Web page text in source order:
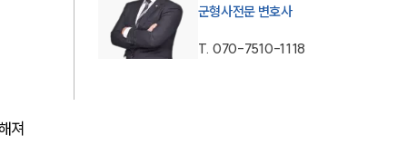
AI대륜
져
군형사전문 변호사
T. 070-7510-1118